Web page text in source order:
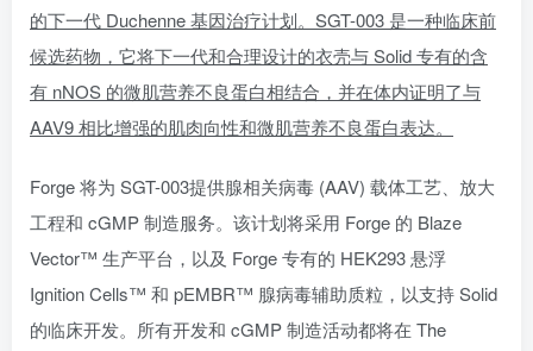
的下一代 Duchenne 基因治疗计划。SGT-003 是一种临床前
候选药物，它将下一代和合理设计的衣壳与 Solid 专有的含
有 nNOS 的微肌营养不良蛋白相结合，并在体内证明了与
AAV9 相比增强的肌肉向性和微肌营养不良蛋白表达。
Forge 将为 SGT-003提供腺相关病毒 (AAV) 载体工艺、放大
工程和 cGMP 制造服务。该计划将采用 Forge 的 Blaze
Vector™ 生产平台，以及 Forge 专有的 HEK293 悬浮
Ignition Cells™ 和 pEMBR™ 腺病毒辅助质粒，以支持 Solid
的临床开发。所有开发和 cGMP 制造活动都将在 The